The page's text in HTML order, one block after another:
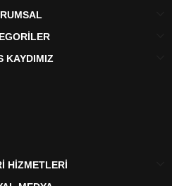
KAYDIMIZ
HİZMETLERİ